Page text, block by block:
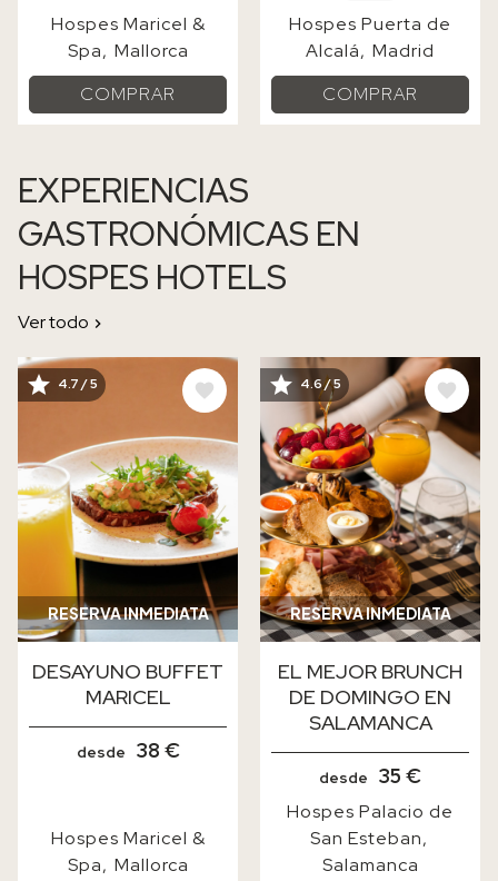
Hospes Maricel &
Spa
Mallorca
COMPRAR
Hospes Puerta de
Alcalá
Madrid
COMPRAR
EXPERIENCIAS
GASTRONÓMICAS EN
HOSPES HOTELS
Ver todo
RESERVA INMEDIATA
IMAGE
4.7 / 5
DESAYUNO BUFFET
MARICEL
desde 38 €
Hospes Maricel &
Spa
Mallorca
RESERVA INMEDIATA
IMAGE
4.6 / 5
EL MEJOR BRUNCH
DE DOMINGO EN
SALAMANCA
desde 35 €
Hospes Palacio de
San Esteban
Salamanca